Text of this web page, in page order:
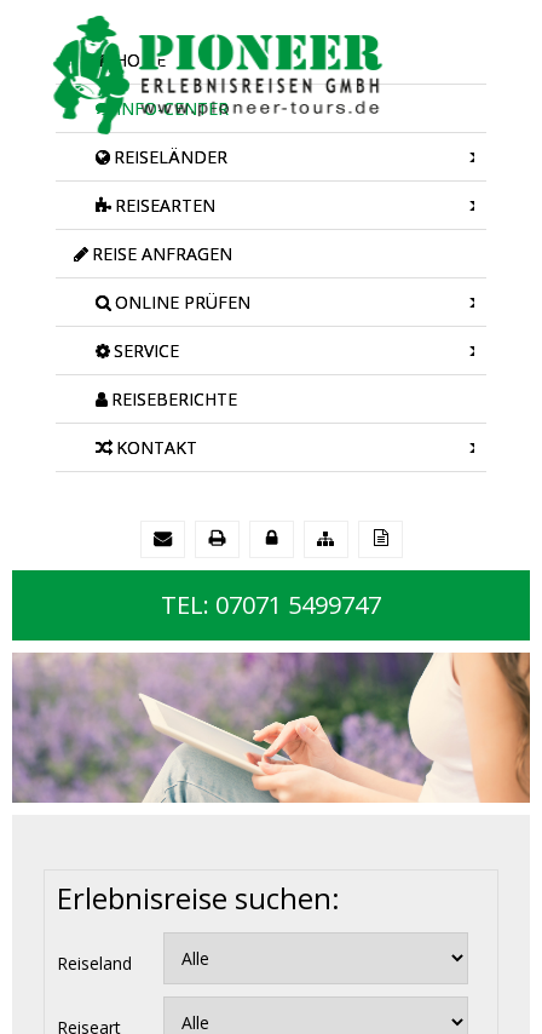
HOME
INFO-CENTER
REISELÄNDER
REISEARTEN
REISE ANFRAGEN
ONLINE PRÜFEN
SERVICE
REISEBERICHTE
KONTAKT
TEL: 07071 5499747
Erlebnisreise suchen:
Reiseland
Reiseart